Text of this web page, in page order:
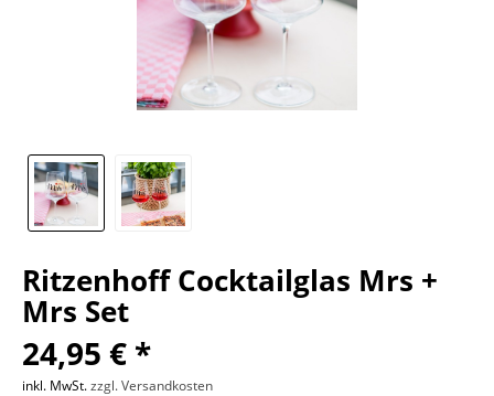
Ritzenhoff Cocktailglas Mrs +
Mrs Set
24,95 € *
inkl. MwSt.zzgl. Versandkosten